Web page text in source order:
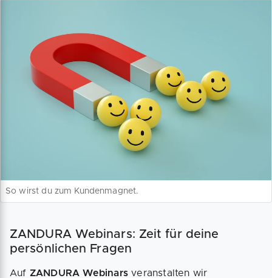
So wirst du zum Kundenmagnet.
ZANDURA Webinars: Zeit für deine
persönlichen Fragen
Auf ZANDURA Webinars veranstalten wir